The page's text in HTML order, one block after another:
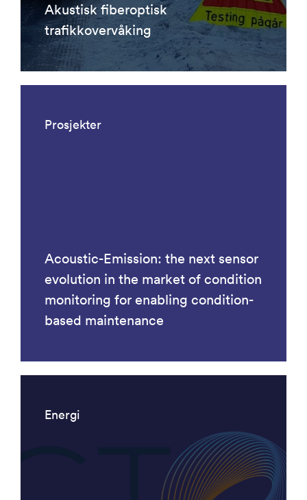
Akustisk fiberoptisk
trafikkovervåking
Prosjekter
Acoustic-Emission: the next sensor
evolution in the market of condition
monitoring for enabling condition-
based maintenance
Energi